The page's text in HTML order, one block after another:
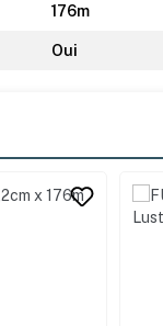
176m
Oui